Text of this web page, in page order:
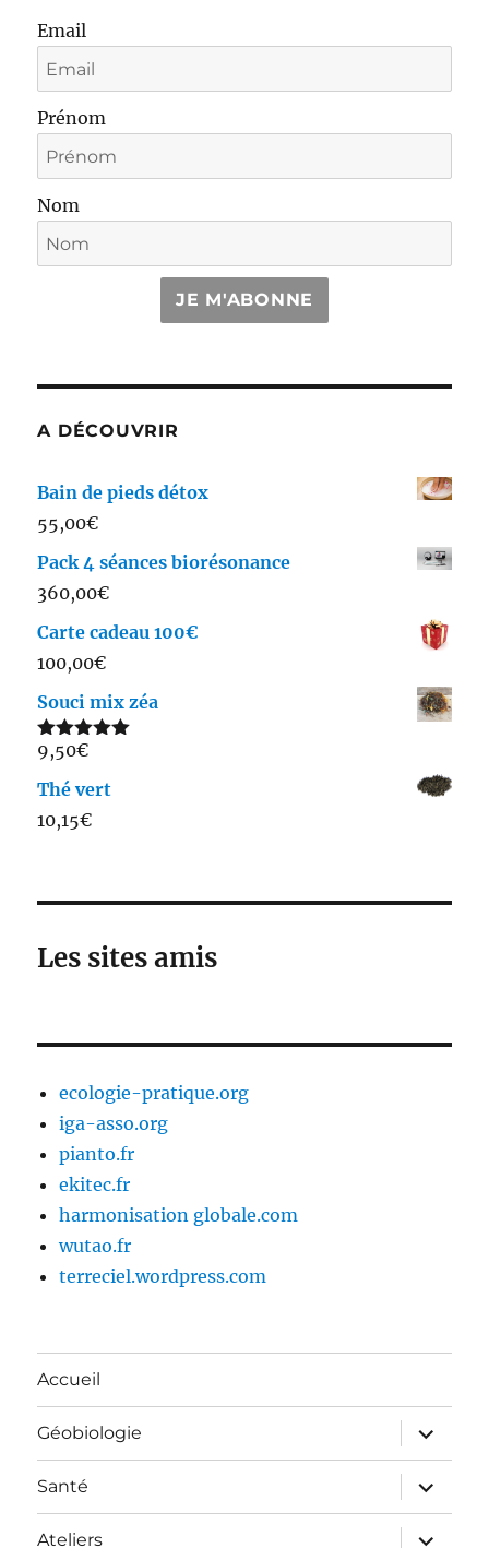
Email
Prénom
Nom
JE M'ABONNE
A DÉCOUVRIR
Bain de pieds détox
55,00€
Pack 4 séances biorésonance
360,00€
Carte cadeau 100€
100,00€
Souci mix zéa
Note5.00
9,50€
Thé vert
10,15€
Les sites amis
ecologie-pratique.org
iga-asso.org
pianto.fr
ekitec.fr
harmonisation globale.com
wutao.fr
terreciel.wordpress.com
Accueil
Géobiologie
ouvrir
le
sous-
menu
Santé
ouvrir
le
sous-
menu
Ateliers
ouvrir